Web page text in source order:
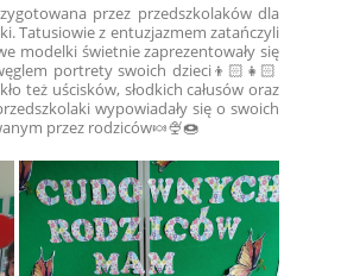
przez przedszkolaków dla
Tatusiowie z entuzjazmem zatańczyli
modelki świetnie zaprezentowały się
portrety swoich dzieci👦🏻👧🏻
też uścisków, słodkich całusów oraz
wypowiadały się o swoich
przez rodziców🍬🍨🍩